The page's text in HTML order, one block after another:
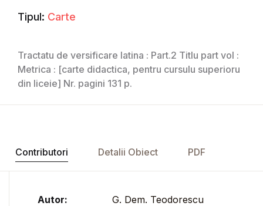
Tipul: Carte
Tractatu de versificare latina : Part.2 Titlu part vol :
Metrica : [carte didactica, pentru cursulu superioru
din liceie] Nr. pagini 131 p.
Contributori Detalii Obiect PDF
Autor: G. Dem. Teodorescu